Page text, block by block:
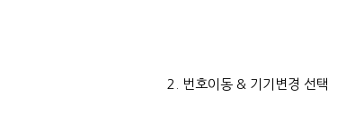
2. 번호이동 & 기기변경 선택